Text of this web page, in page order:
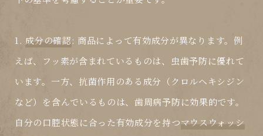
1. 成分の確認: 商品によって有効成分が異なります。例
えば、フッ素が含まれているものは、虫歯予防に優れて
います。一方、抗菌作用のある成分（クロルヘキシジン
など）を含んでいるものは、歯周病予防に効果的です。
自分の口腔状態に合った有効成分を持つマウスウォッシ